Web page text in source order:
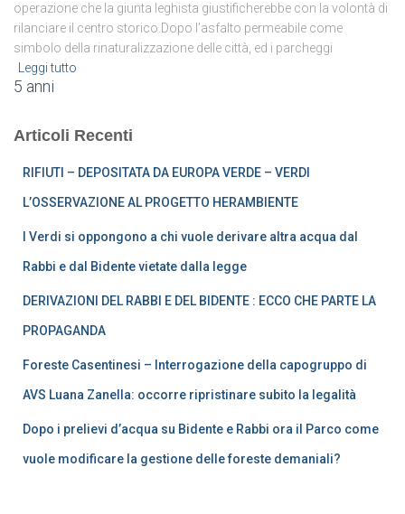
operazione che la giunta leghista giustificherebbe con la volontà di
rilanciare il centro storico.Dopo l’asfalto permeabile come
simbolo della rinaturalizzazione delle città, ed i parcheggi
Leggi tutto
5 anni
Articoli Recenti
RIFIUTI – DEPOSITATA DA EUROPA VERDE – VERDI
L’OSSERVAZIONE AL PROGETTO HERAMBIENTE
I Verdi si oppongono a chi vuole derivare altra acqua dal
Rabbi e dal Bidente vietate dalla legge
DERIVAZIONI DEL RABBI E DEL BIDENTE : ECCO CHE PARTE LA
PROPAGANDA
Foreste Casentinesi – Interrogazione della capogruppo di
AVS Luana Zanella: occorre ripristinare subito la legalità
Dopo i prelievi d’acqua su Bidente e Rabbi ora il Parco come
vuole modificare la gestione delle foreste demaniali?